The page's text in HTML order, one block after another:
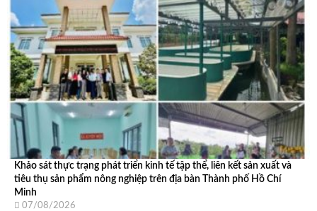
Khảo sát thực trạng phát triển kinh tế tập thể, liên kết sản xuất và
tiêu thụ sản phẩm nông nghiệp trên địa bàn Thành phố Hồ Chí
Minh
07/08/2026